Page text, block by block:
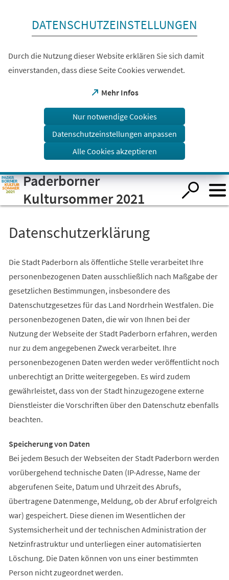
Visuelle
Assistenzsoftware
öffnen.
DATENSCHUTZEINSTELLUNGEN
Durch die Nutzung dieser Website erklären Sie sich damit
einverstanden, dass diese Seite Cookies verwendet.
Mehr Infos
(Öffnet
einem
Tab)
Nur notwendige Cookies
Datenschutzeinstellungen anpassen
Alle Cookies akzeptieren
Paderborner
Kultursommer 2021
Datenschutzerklärung
Die Stadt Paderborn als öffentliche Stelle verarbeitet Ihre
personenbezogenen Daten ausschließlich nach Maßgabe der
gesetzlichen Bestimmungen, insbesondere des
Datenschutzgesetzes für das Land Nordrhein Westfalen. Die
personenbezogenen Daten, die wir von Ihnen bei der
Nutzung der Webseite der Stadt Paderborn erfahren, werden
nur zu dem angegebenen Zweck verarbeitet. Ihre
personenbezogenen Daten werden weder veröffentlicht noch
unberechtigt an Dritte weitergegeben. Es wird zudem
gewährleistet, dass von der Stadt hinzugezogene externe
Dienstleister die Vorschriften über den Datenschutz ebenfalls
beachten.
Speicherung von Daten
Bei jedem Besuch der Webseiten der Stadt Paderborn werden
vorübergehend technische Daten (IP-Adresse, Name der
abgerufenen Seite, Datum und Uhrzeit des Abrufs,
übertragene Datenmenge, Meldung, ob der Abruf erfolgreich
war) gespeichert. Diese dienen im Wesentlichen der
Systemsicherheit und der technischen Administration der
Netzinfrastruktur und unterliegen einer automatisierten
Löschung. Die Daten können von uns einer bestimmten
Person nicht zugeordnet werden.